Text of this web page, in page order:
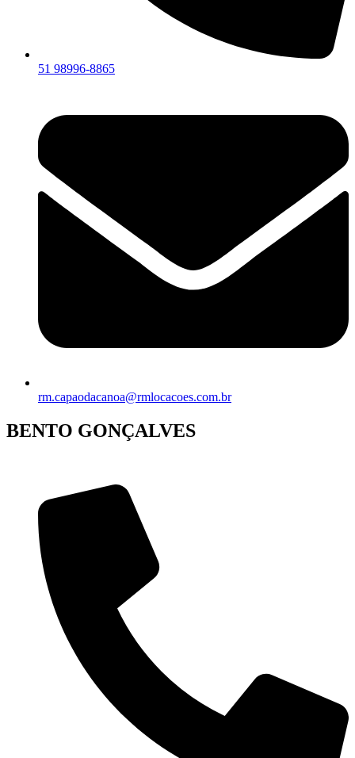
51 98996-8865
rm.capaodacanoa@rmlocacoes.com.br
BENTO GONÇALVES